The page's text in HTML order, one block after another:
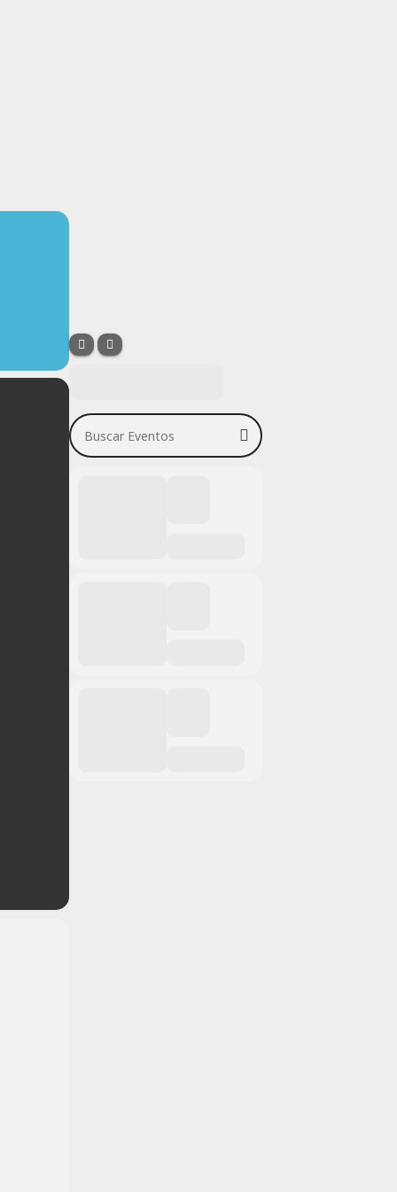
Buscar Eventos